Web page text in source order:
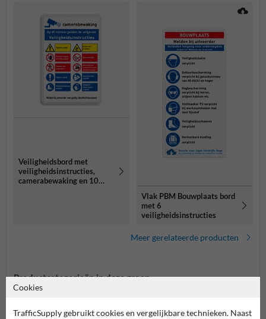
Veiligheidsbord met
veiligheidsinstructies,
camerabewaking en 10
Vlak PBM Bouwplaats bord
met 6
veiligheidsinstructies
Meer gerelateerde producten
Productcategorieën in deze groep
Cookies
TrafficSupply gebruikt cookies en vergelijkbare technieken. Naast